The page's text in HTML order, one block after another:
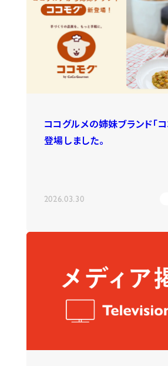
ココグルメの姉妹ブランド「
登場しました。
2026.03.30